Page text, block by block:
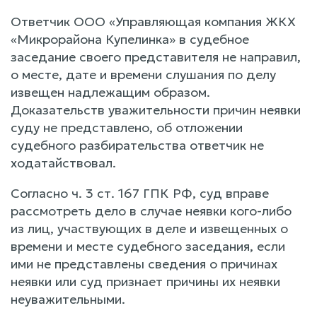
Ответчик ООО «Управляющая компания ЖКХ
«Микрорайона Купелинка» в судебное
заседание своего представителя не направил,
о месте, дате и времени слушания по делу
извещен надлежащим образом.
Доказательств уважительности причин неявки
суду не представлено, об отложении
судебного разбирательства ответчик не
ходатайствовал.
Согласно ч. 3 ст. 167 ГПК РФ, суд вправе
рассмотреть дело в случае неявки кого-либо
из лиц, участвующих в деле и извещенных о
времени и месте судебного заседания, если
ими не представлены сведения о причинах
неявки или суд признает причины их неявки
неуважительными.